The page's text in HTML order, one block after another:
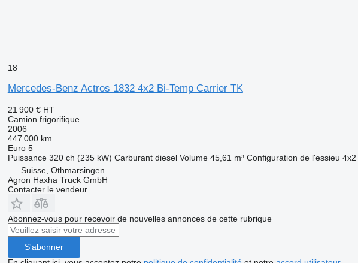
18
Mercedes-Benz Actros 1832 4x2 Bi-Temp Carrier TK
21 900 € HT
Camion frigorifique
2006
447 000 km
Euro 5
Puissance 320 ch (235 kW) Carburant diesel Volume 45,61 m³ Configuration de l'essieu 4x2
Suisse, Othmarsingen
Agron Haxha Truck GmbH
Contacter le vendeur
Abonnez-vous pour recevoir de nouvelles annonces de cette rubrique
S'abonner